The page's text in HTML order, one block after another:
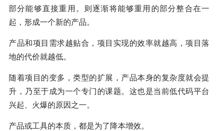
部分能够直接重用。则逐渐将能够重用的部分整合在一
起，形成一个新的产品。
产品和项目需求越贴合，项目实现的效率就越高，项目落
地的代价就越低。
随着项目的变多，类型的扩展，产品本身的复杂度就会提
升，乃至于成为一个专门的课题。这也是当前低代码平台
兴起、火爆的原因之一。
产品或工具的本质，都是为了降本增效。